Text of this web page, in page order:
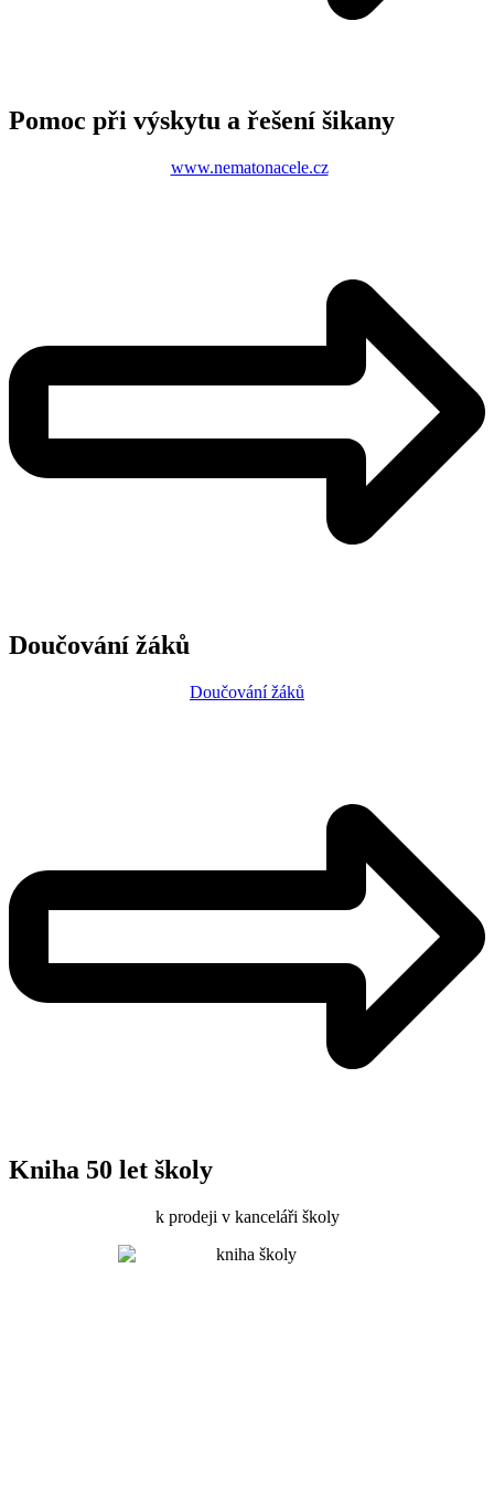
Pomoc při výskytu a řešení šikany
www.nematonacele.cz
Doučování žáků
Doučování žáků
Kniha 50 let školy
k prodeji v kanceláři školy